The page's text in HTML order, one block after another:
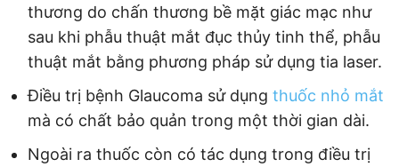
thương do chấn thương bề mặt giác mạc như
sau khi phẫu thuật mắt đục thủy tinh thể, phẫu
thuật mắt bằng phương pháp sử dụng tia laser.
Điều trị bệnh Glaucoma sử dụng thuốc nhỏ mắt
mà có chất bảo quản trong một thời gian dài.
Ngoài ra thuốc còn có tác dụng trong điều trị